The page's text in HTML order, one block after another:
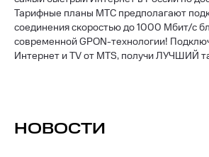
Тарифные планы МТС предполагают
соединения скоростью до 1000 Мбит/с
современной GPON-технологии!
Интернет и TV от MTS, получи ЛУЧШИЙ
НОВОСТИ